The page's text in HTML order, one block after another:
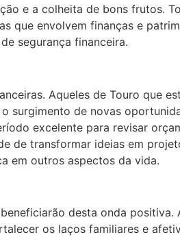
e a colheita de bons frutos.
que envolvem finanças e
segurança financeira.
Aqueles de Touro que
surgimento de novas
excelente para revisar
de transformar ideias em
em outros aspectos da vida.
desta onda
os laços familiares e